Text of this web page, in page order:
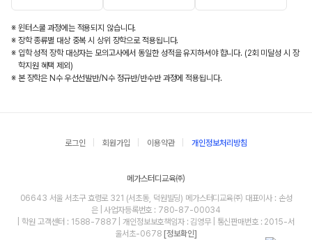
※ 윈터스쿨 과정에는 적용되지 않습니다.
※ 장학 종류별 대상 중복 시 상위 장학으로 적용됩니다.
※ 입학 성적 장학 대상자는 모의고사에서 동일한 성적을 유지하셔야 합니다. (2회 미달성 시 장
학지원 혜택 제외)
※ 본 장학은 N수 우선선발반/N수 정규반/반수반 과정에 적용됩니다.
로그인 회원가입 이용약관 개인정보처리방침
메가스터디교육㈜
06643 서울 서초구 효령로 321 (서초동, 덕원빌딩) 메가스터디교육㈜ 대표이사 : 손성
은 | 사업자등록번호 : 780-87-00034
| 학원 고객센터 : 1588-7887 | 개인정보보호책임자 : 김영무 | 통신판매번호 : 2015-서
울서초-0678 [정보확인]